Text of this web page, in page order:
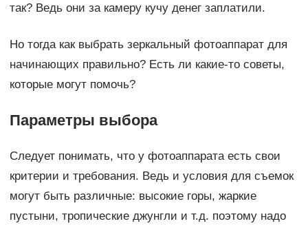
так? Ведь они за камеру кучу денег заплатили.
Но тогда как выбрать зеркальный фотоаппарат для
начинающих правильно? Есть ли какие-то советы,
которые могут помочь?
Параметры выбора
Следует понимать, что у фотоаппарата есть свои
критерии и требования. Ведь и условия для съемок
могут быть различные: высокие горы, жаркие
пустыни, тропические джунгли и т.д. поэтому надо